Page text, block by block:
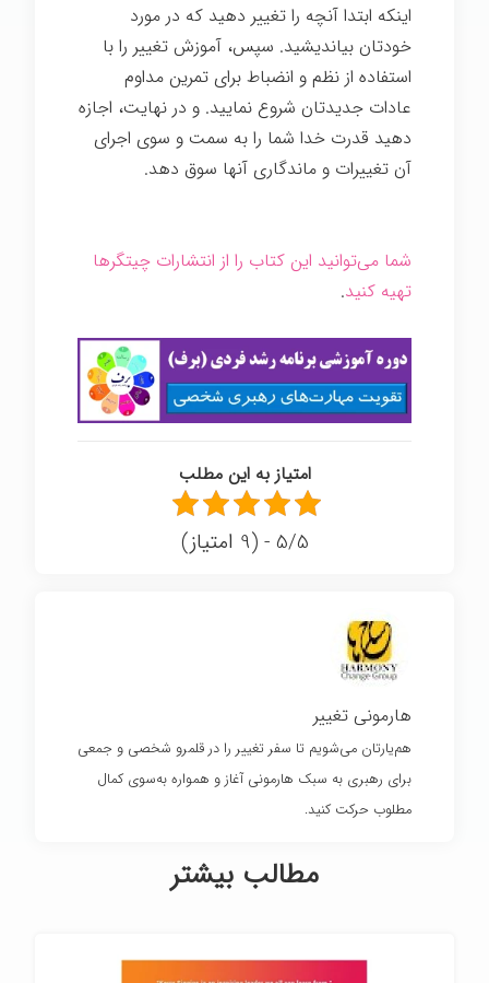
اینکه ابتدا آنچه را تغییر دهید که در مورد
خودتان بیاندیشید. سپس، آموزش تغییر را با
استفاده از نظم و انضباط برای تمرین مداوم
عادات جدیدتان شروع نمايید. و در نهایت، اجازه
دهید قدرت خدا شما را به سمت و سوی اجرای
آن تغییرات و ماندگاری آنها سوق دهد.
شما می‌توانید این کتاب را از انتشارات چیتگرها
تهیه کنید.
امتیاز به این مطلب
5/5 - (9 امتیاز)
هارمونی تغییر
هم‌یارتان می‌شویم تا سفر تغییر را در قلمرو شخصی و جمعی
برای رهبری به سبک هارمونی آغاز و همواره به‌سوی کمال
مطلوب حرکت کنید.
مطالب بیشتر